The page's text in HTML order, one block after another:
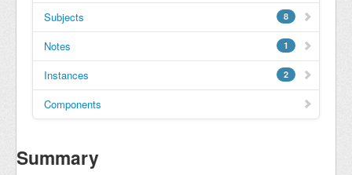
Subjects 8
Notes 1
Instances 2
Components
Summary